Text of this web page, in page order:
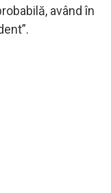
având în